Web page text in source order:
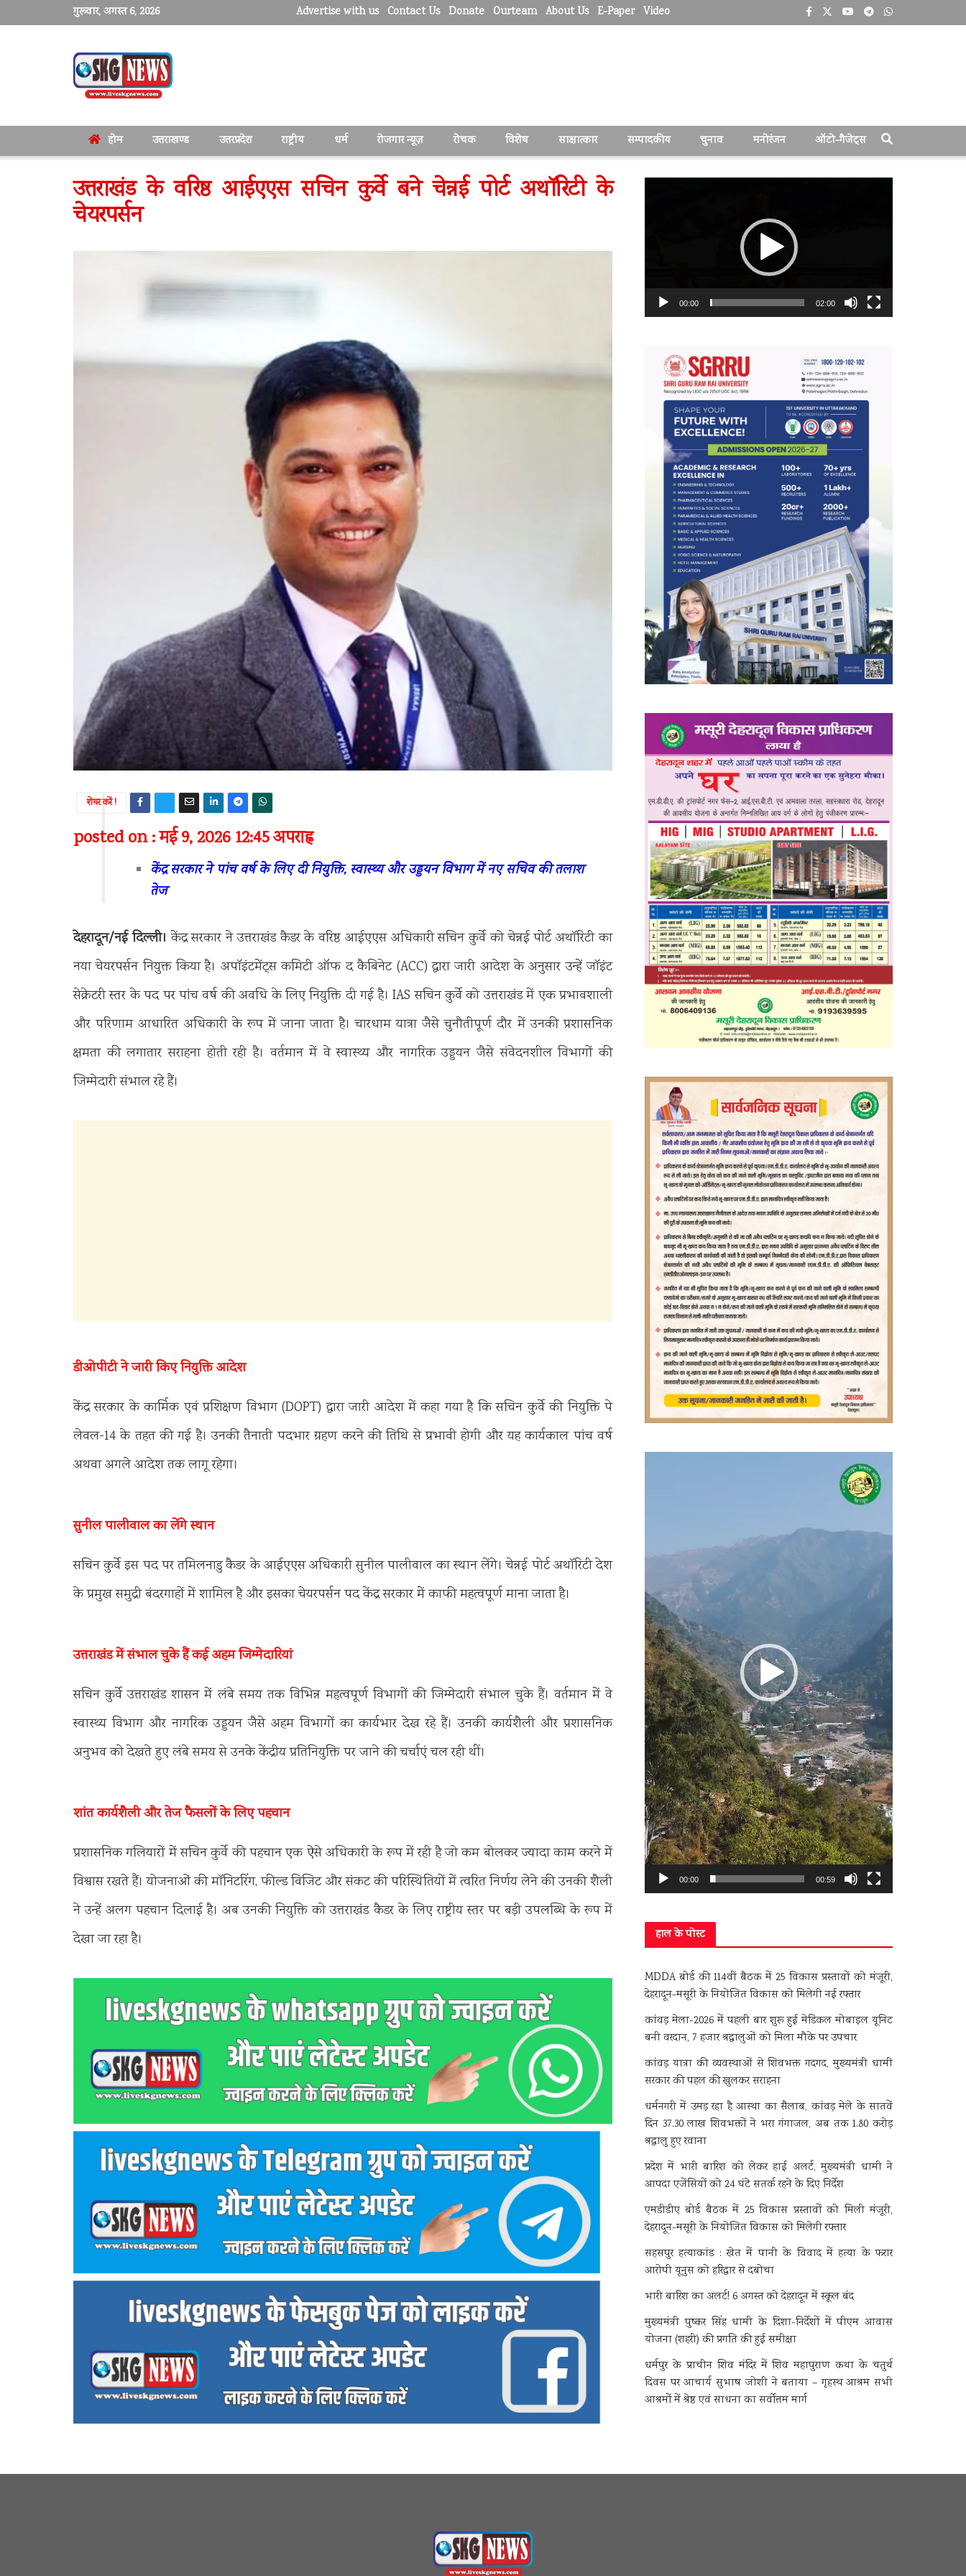
गुरूवार, अगस्त 6, 2026 Advertise with us Contact Us Donate Ourteam About Us E-Paper Video
होम उत्तराखण्ड उत्तरप्रदेश राष्ट्रीय धर्म रोजगार न्यूज़ रोचक विशेष साक्षात्कार सम्पादकीय चुनाव मनोरंजन ऑटो-गैजेट्स
उत्तराखंड के वरिष्ठ आईएएस सचिन कुर्वे बने चेन्नई पोर्ट अथॉरिटी के
चेयरपर्सन
शेयर करें !
posted on : मई 9, 2026 12:45 अपराह्न
केंद्र सरकार ने पांच वर्ष के लिए दी नियुक्ति, स्वास्थ्य और उड्डयन विभाग में नए सचिव की तलाश
तेज
देहरादून/नई दिल्ली। केंद्र सरकार ने उत्तराखंड कैडर के वरिष्ठ आईएएस अधिकारीसचिन कुर्वेकोचेन्नई पोर्ट अथॉरिटीका
नया चेयरपर्सन नियुक्त किया है। अपॉइंटमेंट्स कमिटी ऑफ द कैबिनेट (ACC) द्वारा जारी आदेश के अनुसार उन्हें जॉइंट
सेक्रेटरी स्तर के पद पर पांच वर्ष की अवधि के लिए नियुक्ति दी गई है। IAS सचिन कुर्वे को उत्तराखंड में एक प्रभावशाली
और परिणाम आधारित अधिकारी के रूप में जाना जाता है। चारधाम यात्रा जैसे चुनौतीपूर्ण दौर में उनकी प्रशासनिक
क्षमता की लगातार सराहना होती रही है। वर्तमान में वे स्वास्थ्य और नागरिक उड्डयन जैसे संवेदनशील विभागों की
जिम्मेदारी संभाल रहे हैं।
डीओपीटी ने जारी किए नियुक्ति आदेश
केंद्र सरकार केकार्मिक एवं प्रशिक्षण विभाग (DOPT) द्वारा जारी आदेश में कहा गया है कि सचिन कुर्वे की नियुक्ति पे
लेवल-14 के तहत की गई है। उनकी तैनाती पदभार ग्रहण करने की तिथि से प्रभावी होगी और यह कार्यकाल पांच वर्ष
अथवा अगले आदेश तक लागू रहेगा।
सुनील पालीवाल का लेंगे स्थान
सचिन कुर्वे इस पद पर तमिलनाडु कैडर के आईएएस अधिकारीसुनील पालीवालका स्थान लेंगे। चेन्नई पोर्ट अथॉरिटी देश
के प्रमुख समुद्री बंदरगाहों में शामिल है और इसका चेयरपर्सन पद केंद्र सरकार में काफी महत्वपूर्ण माना जाता है।
उत्तराखंड में संभाल चुके हैं कई अहम जिम्मेदारियां
सचिन कुर्वे उत्तराखंड शासन में लंबे समय तक विभिन्न महत्वपूर्ण विभागों की जिम्मेदारी संभाल चुके हैं। वर्तमान में वे
स्वास्थ्य विभाग और नागरिक उड्डयन जैसे अहम विभागों का कार्यभार देख रहे हैं। उनकी कार्यशैली और प्रशासनिक
अनुभव को देखते हुए लंबे समय से उनके केंद्रीय प्रतिनियुक्ति पर जाने की चर्चाएं चल रही थीं।
शांत कार्यशैली और तेज फैसलों के लिए पहचान
प्रशासनिक गलियारों में सचिन कुर्वे की पहचान एक ऐसे अधिकारी के रूप में रही है जो कम बोलकर ज्यादा काम करने में
विश्वास रखते हैं। योजनाओं की मॉनिटरिंग, फील्ड विजिट और संकट की परिस्थितियों में त्वरित निर्णय लेने की उनकी शैली
ने उन्हें अलग पहचान दिलाई है। अब उनकी नियुक्ति को उत्तराखंड कैडर के लिए राष्ट्रीय स्तर पर बड़ी उपलब्धि के रूप में
देखा जा रहा है।
00:00 02:00
00:00 00:59
हाल के पोस्ट
MDDA बोर्ड की 114वीं बैठक में 25 विकास प्रस्तावों को मंजूरी,
देहरादून-मसूरी के नियोजित विकास को मिलेगी नई रफ्तार
कांवड़ मेला-2026 में पहली बार शुरू हुई मेडिकल मोबाइल यूनिट
बनी वरदान, 7 हजार श्रद्धालुओं को मिला मौके पर उपचार
कांवड़ यात्रा की व्यवस्थाओं से शिवभक्त गदगद, मुख्यमंत्री धामी
सरकार की पहल की खुलकर सराहना
धर्मनगरी में उमड़ रहा है आस्था का सैलाब, कांवड़ मेले के सातवें
दिन 37.30 लाख शिवभक्तों ने भरा गंगाजल, अब तक 1.80 करोड़
श्रद्धालु हुए रवाना
प्रदेश में भारी बारिश को लेकर हाई अलर्ट, मुख्यमंत्री धामी ने
आपदा एजेंसियों को 24 घंटे सतर्क रहने के दिए निर्देश
एमडीडीए बोर्ड बैठक में 25 विकास प्रस्तावों को मिली मंजूरी,
देहरादून-मसूरी के नियोजित विकास को मिलेगी रफ्तार
सहसपुर हत्याकांड : खेत में पानी के विवाद में हत्या के फरार
आरोपी यूनुस को हरिद्वार से दबोचा
भारी बारिश का अलर्ट! 6 अगस्त को देहरादून में स्कूल बंद
मुख्यमंत्री पुष्कर सिंह धामी के दिशा-निर्देशों में पीएम आवास
योजना (शहरी) की प्रगति की हुई समीक्षा
धर्मपुर के प्राचीन शिव मंदिर में शिव महापुराण कथा के चतुर्थ
दिवस पर आचार्य सुभाष जोशी ने बताया – गृहस्थ आश्रम सभी
आश्रमों में श्रेष्ठ एवं साधना का सर्वोत्तम मार्ग